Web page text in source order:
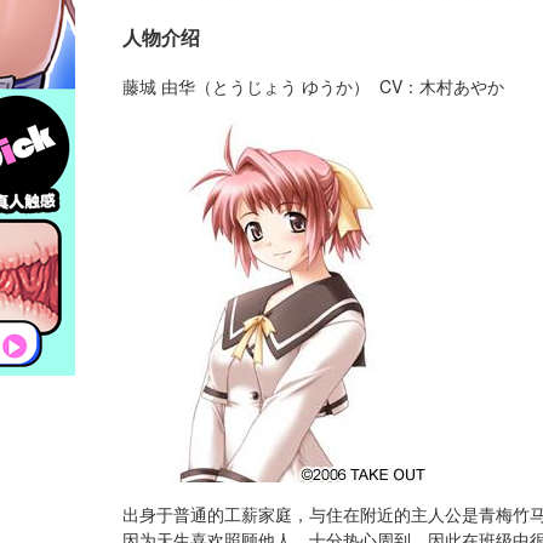
人物介绍
藤城 由华（とうじょう ゆうか） CV：木村あやか
出身于普通的工薪家庭，与住在附近的主人公是青梅竹马